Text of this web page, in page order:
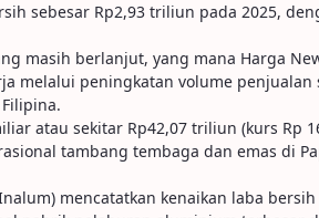
sebesar Rp2,93 triliun pada 2025,
masih berlanjut, yang mana Harga
melalui peningkatan volume
atau sekitar Rp42,07 triliun (kurs
tambang tembaga dan emas di
mencatatkan kenaikan laba